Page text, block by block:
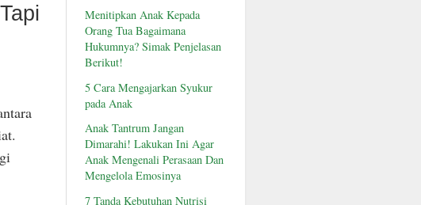
Menitipkan Anak Kepada
Orang Tua Bagaimana
Hukumnya? Simak Penjelasan
Berikut!
5 Cara Mengajarkan Syukur
pada Anak
Anak Tantrum Jangan
Dimarahi! Lakukan Ini Agar
Anak Mengenali Perasaan Dan
Mengelola Emosinya
7 Tanda Kebutuhan Nutrisi